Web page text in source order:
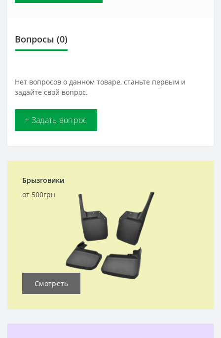
Вопросы (0)
Нет вопросов о данном товаре, станьте первым и
задайте свой вопрос.
+ Задать вопрос
Брызговики
от 500грн
Смотреть